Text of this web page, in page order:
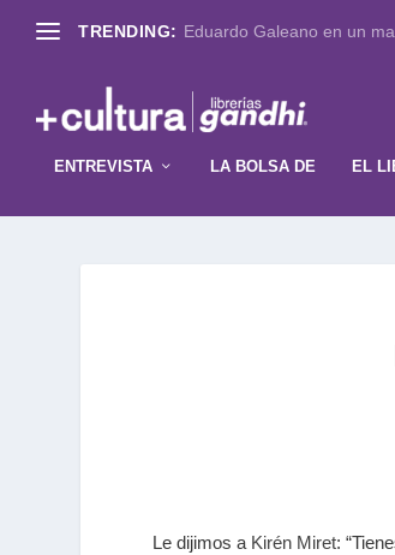
TRENDING: Eduardo Galeano en un
ENTREVISTA LA BOLSA DE EL
Le dijimos a Kirén Miret: